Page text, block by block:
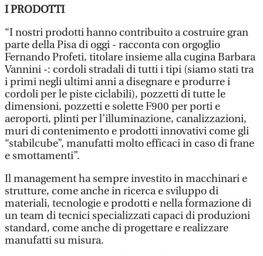
I PRODOTTI
“I nostri prodotti hanno contribuito a costruire gran
parte della Pisa di oggi - racconta con orgoglio
Fernando Profeti, titolare insieme alla cugina Barbara
Vannini -: cordoli stradali di tutti i tipi (siamo stati tra
i primi negli ultimi anni a disegnare e produrre i
cordoli per le piste ciclabili), pozzetti di tutte le
dimensioni, pozzetti e solette F900 per porti e
aeroporti, plinti per l’illuminazione, canalizzazioni,
muri di contenimento e prodotti innovativi come gli
“stabilcube”, manufatti molto efficaci in caso di frane
e smottamenti”.
Il management ha sempre investito in macchinari e
strutture, come anche in ricerca e sviluppo di
materiali, tecnologie e prodotti e nella formazione di
un team di tecnici specializzati capaci di produzioni
standard, come anche di progettare e realizzare
manufatti su misura.